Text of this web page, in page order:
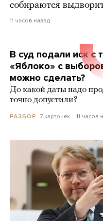
собираются
11 часов назад
В суд подали иск с
«Яблоко» с
можно сделать?
До какой даты надо
точно допустили?
РАЗБОР 7 карточек 11 часов